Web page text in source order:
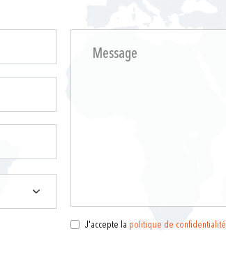
J'accepte la politique de confidentialité